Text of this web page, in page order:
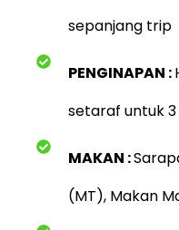
sepanjang trip
PENGINAPAN :
setaraf untuk
MAKAN :
(MT), Makan